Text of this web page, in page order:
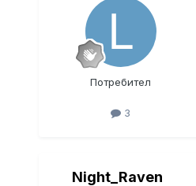
Потребител
3
Night_Raven